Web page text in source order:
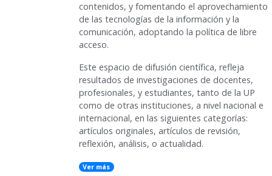
contenidos, y fomentando el aprovechamiento
de las tecnologías de la información y la
comunicación, adoptando la política de libre
acceso.
Este espacio de difusión científica, refleja
resultados de investigaciones de docentes,
profesionales, y estudiantes, tanto de la UP
como de otras instituciones, a nivel nacional e
internacional, en las siguientes categorías:
artículos originales, artículos de revisión,
reflexión, análisis, o actualidad.
Ver más